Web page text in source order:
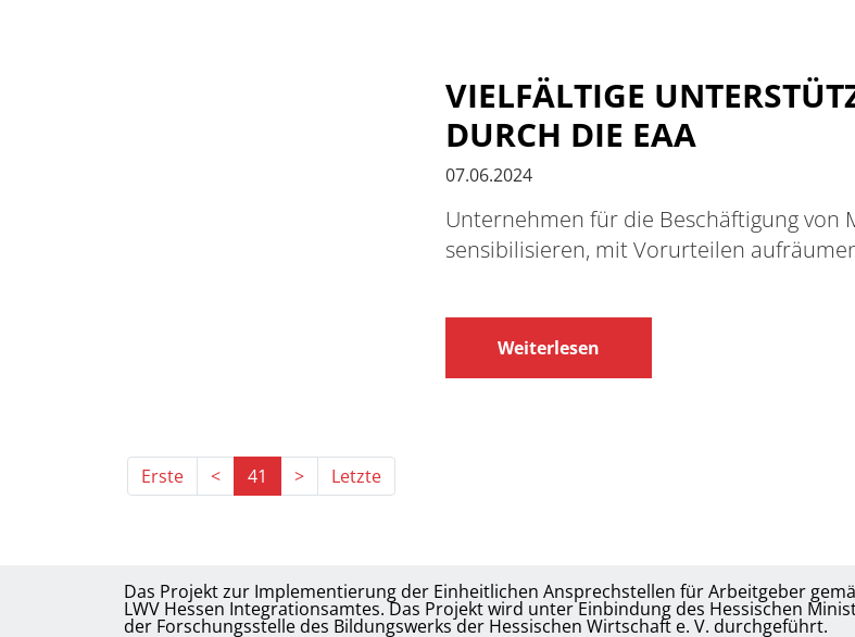
VIELFÄLTIGE
DURCH DIE EAA
07.06.2024
Unternehmen für die Beschäftigung von
sensibilisieren, mit Vorurteilen
Weiterlesen
Erste < 41 > Letzte
Das Projekt zur Implementierung der Einheitlichen Ansprechstellen für Arbeitgeber
LWV Hessen Integrationsamtes. Das Projekt wird unter Einbindung des Hessischen
der Forschungsstelle des Bildungswerks der Hessischen Wirtschaft e. V. durchgeführt.